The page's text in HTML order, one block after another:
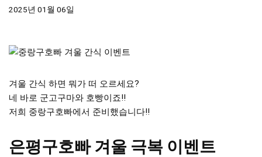
2025년 01월 06일
겨울 간식 하면 뭐가 떠 오르세요?
네 바로 군고구마와 호빵이죠!!
저희 중랑구호빠에서 준비했습니다!!
은평구호빠 겨울 극복 이벤트